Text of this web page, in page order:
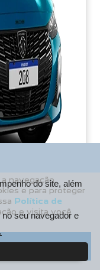
navegação,
e para proteger
Política de
e visita você
Recusar
do site, além
seu navegador e